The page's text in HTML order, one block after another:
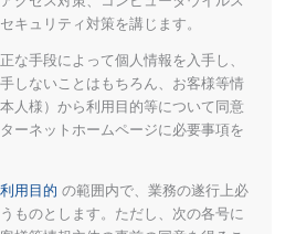
キュリティ対策を講じます。
な手段によって個人情報を入手し、
しないことはもちろん、お客様等情
人様）から利用目的等について同意
ーネットホームページに必要事項を
利用目的 の範囲内で、業務の遂行上必
ものとします。ただし、次の各号に